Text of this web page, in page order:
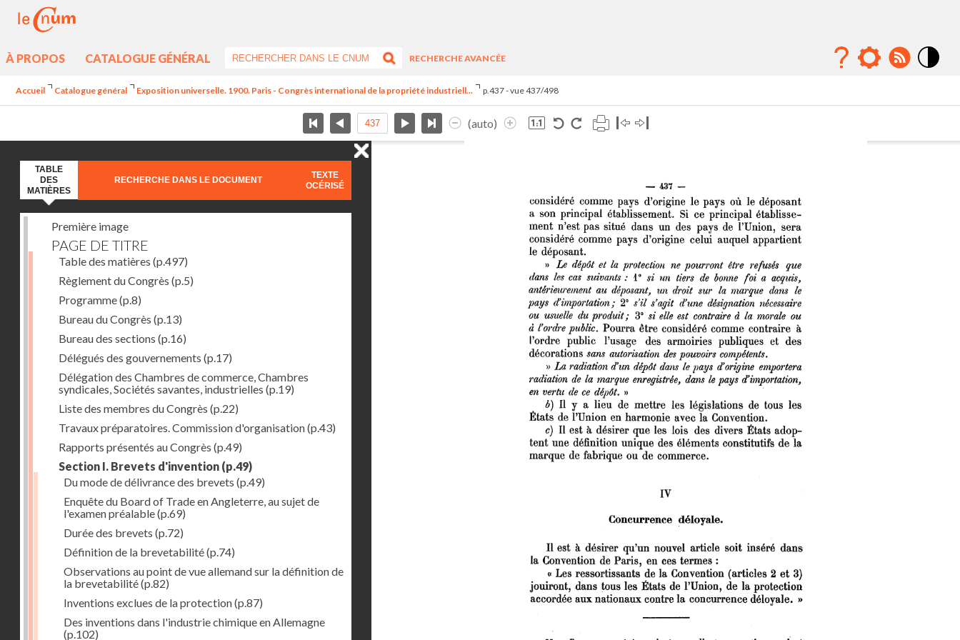
À PROPOS CATALOGUE GÉNÉRAL
RECHERCHE AVANCÉE
Accueil Catalogue général Exposition universelle. 1900. Paris - Congrès international de la propriété industriell... p.437 - vue 437/498
(auto)
TABLE
DES
MATIÈRES
RECHERCHE DANS LE DOCUMENT
TEXTE
OCÉRISÉ
Première image
PAGE DE TITRE
Table des matières (p.497)
Règlement du Congrès (p.5)
Programme(p.8)
Bureau du Congrès (p.13)
Bureau des sections (p.16)
Délégués des gouvernements (p.17)
Délégation des Chambres de commerce, Chambres
syndicales, Sociétés savantes, industrielles (p.19)
Liste des membres du Congrès (p.22)
Travaux préparatoires. Commission d'organisation(p.43)
Rapports présentés au Congrès (p.49)
Section I. Brevets d'invention (p.49)
Du mode de délivrance des brevets (p.49)
Enquête du Board of Trade en Angleterre, au sujet de
l'examen préalable(p.69)
Durée des brevets (p.72)
Définition de la brevetabilité(p.74)
Observations au point de vue allemand sur la définition de
la brevetabilité(p.82)
Inventions exclues de la protection(p.87)
Des inventions dans l'industrie chimique en Allemagne
(p.102)